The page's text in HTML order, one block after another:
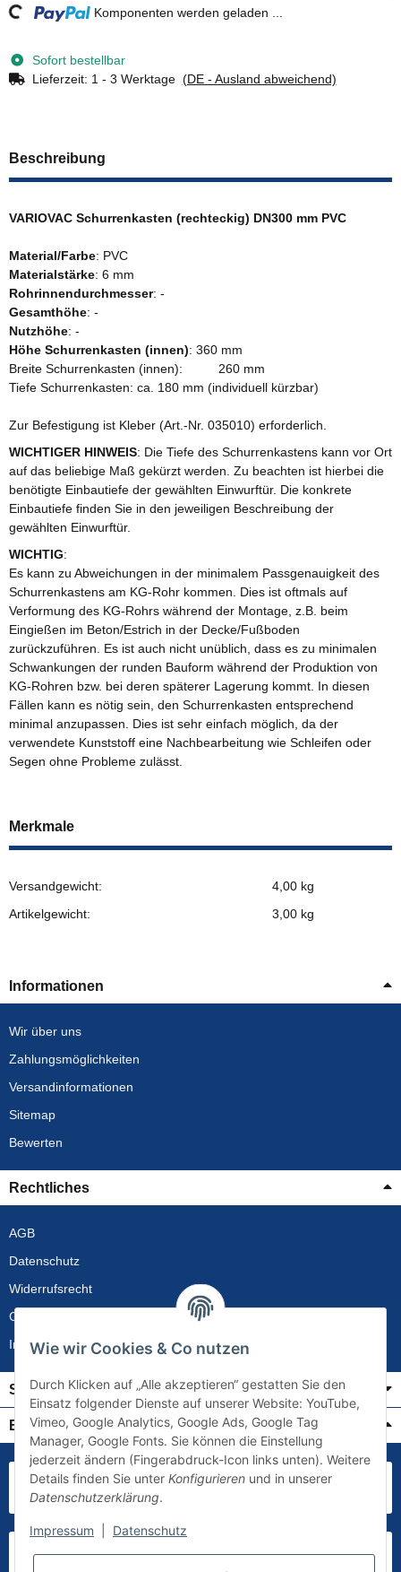
Komponenten werden geladen ...
Sofort bestellbar
Lieferzeit: 1 - 3 Werktage (DE - Ausland abweichend)
Beschreibung
VARIOVAC Schurrenkasten (rechteckig) DN300 mm PVC
Material/Farbe: PVC
Materialstärke: 6 mm
Rohrinnendurchmesser: -
Gesamthöhe: -
Nutzhöhe: -
Höhe Schurrenkasten (innen): 360 mm
Breite Schurrenkasten (innen): 260 mm
Tiefe Schurrenkasten: ca. 180 mm (individuell kürzbar)
Zur Befestigung ist Kleber (Art.-Nr. 035010) erforderlich.
WICHTIGER HINWEIS: Die Tiefe des Schurrenkastens kann vor Ort
auf das beliebige Maß gekürzt werden. Zu beachten ist hierbei die
benötigte Einbautiefe der gewählten Einwurftür. Die konkrete
Einbautiefe finden Sie in den jeweiligen Beschreibung der
gewählten Einwurftür.
WICHTIG:
Es kann zu Abweichungen in der minimalem Passgenauigkeit des
Schurrenkastens am KG-Rohr kommen. Dies ist oftmals auf
Verformung des KG-Rohrs während der Montage, z.B. beim
Eingießen im Beton/Estrich in der Decke/Fußboden
zurückzuführen. Es ist auch nicht unüblich, dass es zu minimalen
Schwankungen der runden Bauform während der Produktion von
KG-Rohren bzw. bei deren späterer Lagerung kommt. In diesen
Fällen kann es nötig sein, den Schurrenkasten entsprechend
minimal anzupassen. Dies ist sehr einfach möglich, da der
verwendete Kunststoff eine Nachbearbeitung wie Schleifen oder
Segen ohne Probleme zulässt.
Merkmale
Versandgewicht:
4,00 kg
Artikelgewicht:
3,00 kg
Informationen
Wir über uns
Zahlungsmöglichkeiten
Versandinformationen
Sitemap
Bewerten
Rechtliches
AGB
Datenschutz
Widerrufsrecht
Gewährleistung
Impressum
Service
Bezahlung & Versand
Wie wir Cookies & Co nutzen
Durch Klicken auf „Alle akzeptieren“ gestatten Sie den
Einsatz folgender Dienste auf unserer Website: YouTube,
Vimeo, Google Analytics, Google Ads, Google Tag
Manager, Google Fonts. Sie können die Einstellung
jederzeit ändern (Fingerabdruck-Icon links unten). Weitere
Details finden Sie unter Konfigurieren und in unserer
Datenschutzerklärung.
Impressum Datenschutz